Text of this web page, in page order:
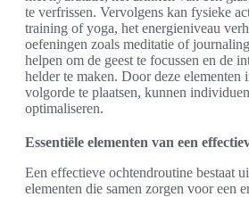
te verfrissen. Vervolgens kan fysieke
training of yoga, het energieniveau
oefeningen zoals meditatie of
helpen om de geest te focussen en de
helder te maken. Door deze elementen
volgorde te plaatsen, kunnen
optimaliseren.
Essentiële elementen van een
Een effectieve ochtendroutine bestaat
elementen die samen zorgen voor een